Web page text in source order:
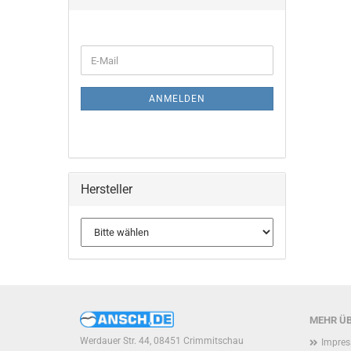
ZUR
E-
Mail
ANMELDEN
Hersteller
MEHR
Werdauer Str. 44, 08451 Crimmitschau